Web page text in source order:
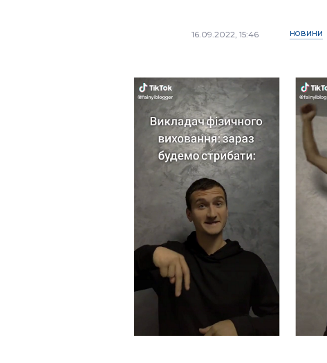
16.09.2022, 15:46 НОВИНИ